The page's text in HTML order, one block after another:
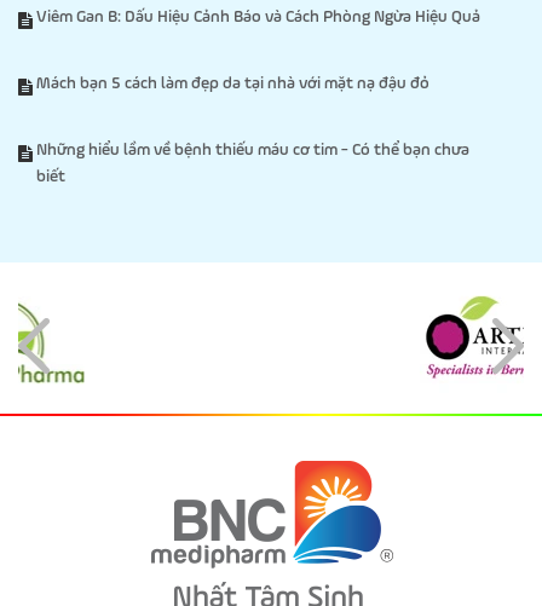
Viêm Gan B: Dấu Hiệu Cảnh Báo và Cách Phòng Ngừa Hiệu Quả
Mách bạn 5 cách làm đẹp da tại nhà với mặt nạ đậu đỏ
Những hiểu lầm về bệnh thiếu máu cơ tim - Có thể bạn chưa
biết